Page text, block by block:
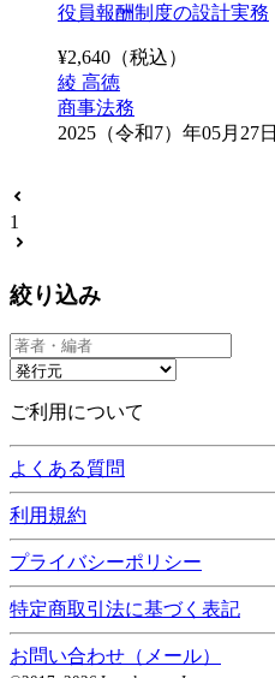
役員報酬制度の設計実務
¥2,640 （税込）
綾 高徳
商事法務
2025（令和7）年05月27日
1
絞り込み
ご利用について
よくある質問
利用規約
プライバシーポリシー
特定商取引法に基づく表記
お問い合わせ（メール）